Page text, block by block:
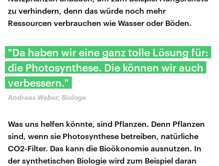
zu verhindern, denn das würde noch mehr
Ressourcen verbrauchen wie Wasser oder Böden.
"Da haben wir eine ganz tolle Lösung für:
die Photosynthese. Die können wir auch
verbessern."
Andreas Weber, Biologe
Was uns helfen könnte, sind Pflanzen. Denn Pflanzen
sind, wenn sie Photosynthese betreiben, natürliche
CO2-Filter. Das kann die Bioökonomie ausnutzen. In
der synthetischen Biologie wird zum Beispiel daran